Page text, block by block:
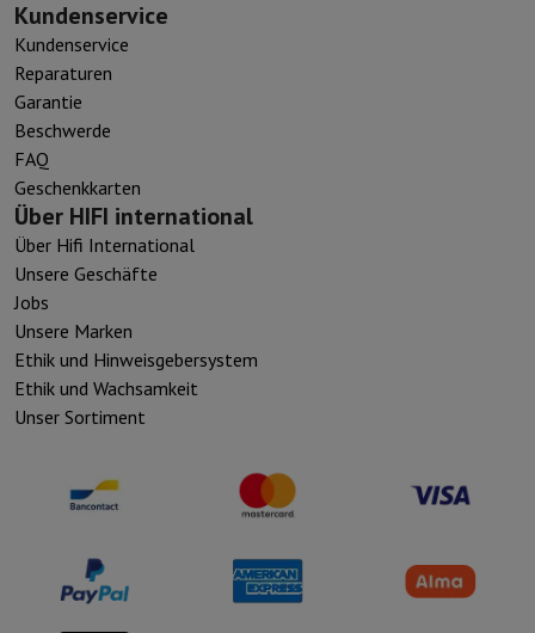
Kundenservice
Kundenservice
Reparaturen
Garantie
Beschwerde
FAQ
Geschenkkarten
Über HIFI international
Über Hifi International
Unsere Geschäfte
Jobs
Unsere Marken
Ethik und Hinweisgebersystem
Ethik und Wachsamkeit
Unser Sortiment